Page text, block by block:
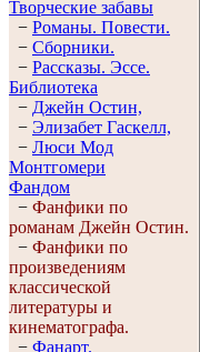
Творческие забавы
− Романы. Повести.
− Сборники.
− Рассказы. Эссe.
Библиотека
− Джейн Остин,
− Элизабет Гaскелл,
− Люси Мод
Монтгомери
Фандом
− Фанфики по
романам Джейн Остин.
− Фанфики по
произведениям
классической
литературы и
кинематографа.
− Фанарт.